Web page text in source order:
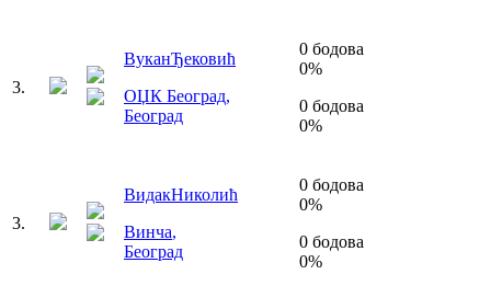
3.
ВуканЂековић
ОЏК Београд,
Београд
0 бодова
0%
0 бодова
0%
3.
ВидакНиколић
Винча,
Београд
0 бодова
0%
0 бодова
0%